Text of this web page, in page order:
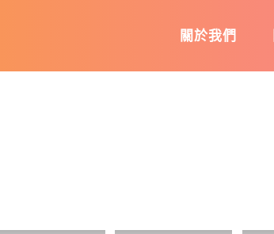
關於我們